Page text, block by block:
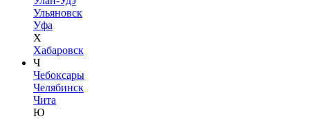
Ульяновск
Уфа
Х
Хабаровск
Ч
Чебоксары
Челябинск
Чита
Ю